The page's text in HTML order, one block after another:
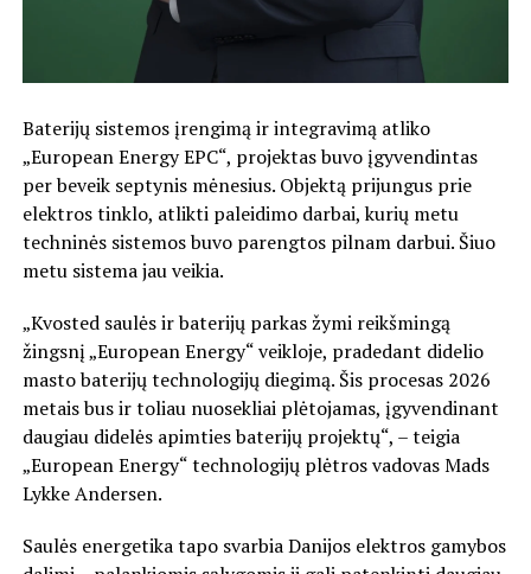
Baterijų sistemos įrengimą ir integravimą atliko
„European Energy EPC“, projektas buvo įgyvendintas
per beveik septynis mėnesius. Objektą prijungus prie
elektros tinklo, atlikti paleidimo darbai, kurių metu
techninės sistemos buvo parengtos pilnam darbui. Šiuo
metu sistema jau veikia.
„Kvosted saulės ir baterijų parkas žymi reikšmingą
žingsnį „European Energy“ veikloje, pradedant didelio
masto baterijų technologijų diegimą. Šis procesas 2026
metais bus ir toliau nuosekliai plėtojamas, įgyvendinant
daugiau didelės apimties baterijų projektų“, – teigia
„European Energy“ technologijų plėtros vadovas Mads
Lykke Andersen.
Saulės energetika tapo svarbia Danijos elektros gamybos